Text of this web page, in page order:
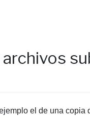
el de una copia